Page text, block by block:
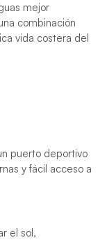
mejor
combinación
vida costera del
puerto deportivo
y fácil acceso a
el sol,